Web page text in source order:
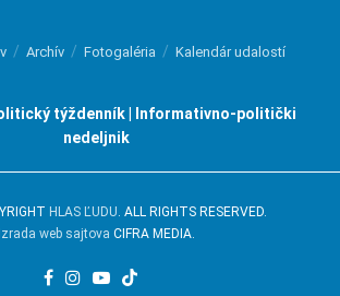
Archív Fotogaléria Kalendár udalostí
týždenník | Informativno-politički
nedeljnik
HLAS ĽUDU . ALL RIGHTS RESERVED.
web sajtova CIFRA MEDIA.